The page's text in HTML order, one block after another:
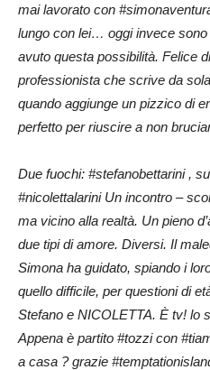
mai lavorato con
lungo con lei… oggi invece
avuto questa possibilità. Felice
professionista che scrive da
quando aggiunge un pizzico di
perfetto per riuscire a non
Due fuochi: #stefanobettarini ,
#nicolettalarini Un incontro –
ma vicino alla realtà. Un pieno
due tipi di amore. Diversi. Il
Simona ha guidato, spiando i
quello difficile, per questioni di
Stefano e NICOLETTA. È tv! lo
Appena è partito #tozzi con
a casa ?grazie